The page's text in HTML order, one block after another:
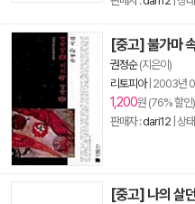
[중고] 불가마
권정순(지은이)
리토피아| 2003년
1,200원 (76% 할인)
판매자 :dari12 | 상
[중고] 나의 살